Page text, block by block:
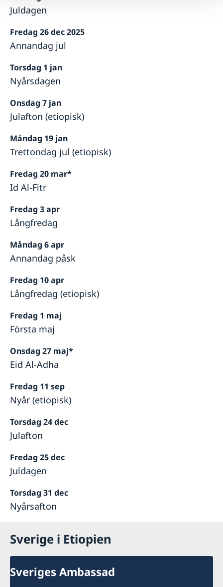
Juldagen
Fredag 26 dec 2025
Annandag jul
Torsdag 1 jan
Nyårsdagen
Onsdag 7 jan
Julafton (etiopisk)
Måndag 19 jan
Trettondag jul (etiopisk)
Fredag 20 mar*
Id Al-Fitr
Fredag 3 apr
Långfredag
Måndag 6 apr
Annandag påsk
Fredag 10 apr
Långfredag (etiopisk)
Fredag 1 maj
Första maj
Onsdag 27 maj*
Eid Al-Adha
Fredag 11 sep
Nyår (etiopisk)
Torsdag 24 dec
Julafton
Fredag 25 dec
Juldagen
Torsdag 31 dec
Nyårsafton
Sverige i Etiopien
Sveriges Ambassad